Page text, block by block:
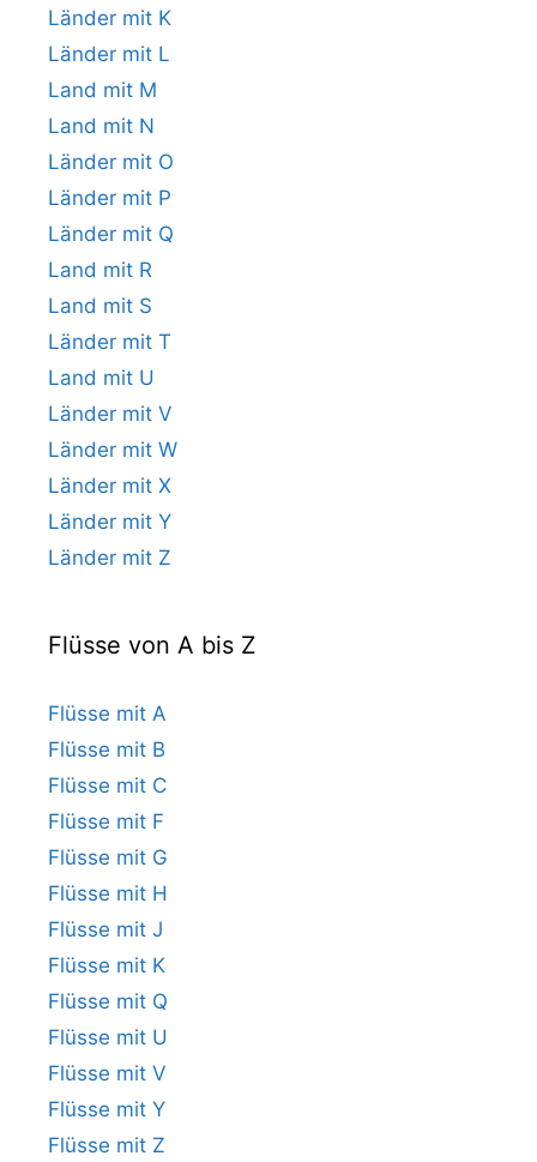
Länder mit K
Länder mit L
Land mit M
Land mit N
Länder mit O
Länder mit P
Länder mit Q
Land mit R
Land mit S
Länder mit T
Land mit U
Länder mit V
Länder mit W
Länder mit X
Länder mit Y
Länder mit Z
Flüsse von A bis Z
Flüsse mit A
Flüsse mit B
Flüsse mit C
Flüsse mit F
Flüsse mit G
Flüsse mit H
Flüsse mit J
Flüsse mit K
Flüsse mit Q
Flüsse mit U
Flüsse mit V
Flüsse mit Y
Flüsse mit Z